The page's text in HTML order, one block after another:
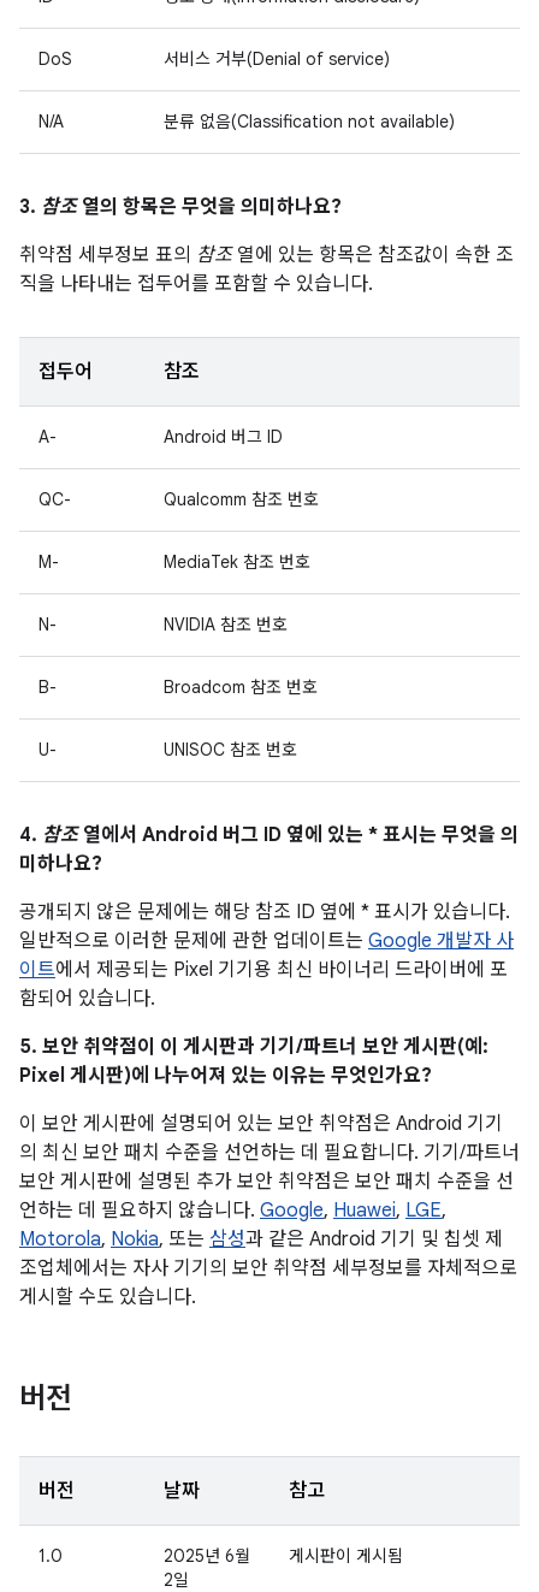
DoS 서비스 거부(Denial of service)
N/A 분류 없음(Classification not available)
3. 참조열의 항목은 무엇을 의미하나요?
취약점 세부정보 표의 참조열에 있는 항목은 참조값이 속한 조
직을 나타내는 접두어를 포함할 수 있습니다.
접두어 참조
A- Android 버그 ID
QC- Qualcomm 참조 번호
M- MediaTek 참조 번호
N- NVIDIA 참조 번호
B- Broadcom 참조 번호
U- UNISOC 참조 번호
4. 참조열에서 Android 버그 ID 옆에 있는 * 표시는 무엇을 의
미하나요?
공개되지 않은 문제에는 해당 참조 ID 옆에 * 표시가 있습니다.
일반적으로 이러한 문제에 관한 업데이트는 Google 개발자 사
이트에서 제공되는 Pixel 기기용 최신 바이너리 드라이버에 포
함되어 있습니다.
5. 보안 취약점이 이 게시판과 기기/파트너 보안 게시판(예:
Pixel 게시판)에 나누어져 있는 이유는 무엇인가요?
이 보안 게시판에 설명되어 있는 보안 취약점은 Android 기기
의 최신 보안 패치 수준을 선언하는 데 필요합니다. 기기/파트너
보안 게시판에 설명된 추가 보안 취약점은 보안 패치 수준을 선
언하는 데 필요하지 않습니다. Google, Huawei, LGE,
Motorola, Nokia, 또는 삼성과 같은 Android 기기 및 칩셋 제
조업체에서는 자사 기기의 보안 취약점 세부정보를 자체적으로
게시할 수도 있습니다.
버전
버전 날짜 참고
1.0
2025년 6월
2일
게시판이 게시됨